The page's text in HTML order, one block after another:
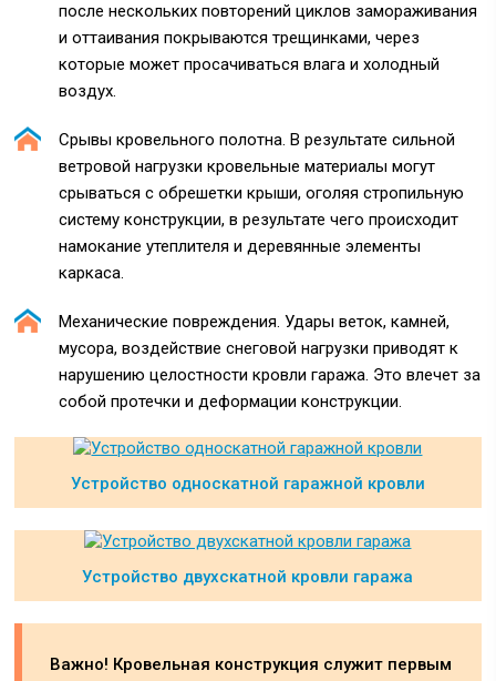
после нескольких повторений циклов замораживания
и оттаивания покрываются трещинками, через
которые может просачиваться влага и холодный
воздух.
Срывы кровельного полотна. В результате сильной
ветровой нагрузки кровельные материалы могут
срываться с обрешетки крыши, оголяя стропильную
систему конструкции, в результате чего происходит
намокание утеплителя и деревянные элементы
каркаса.
Механические повреждения. Удары веток, камней,
мусора, воздействие снеговой нагрузки приводят к
нарушению целостности кровли гаража. Это влечет за
собой протечки и деформации конструкции.
Устройство односкатной гаражной кровли
Устройство двухскатной кровли гаража
Важно! Кровельная конструкция служит первым